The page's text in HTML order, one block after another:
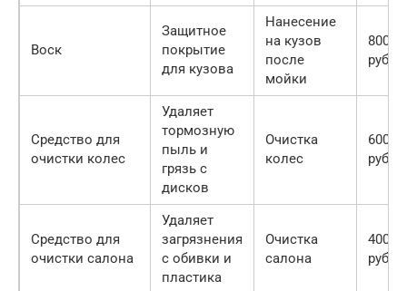
Воск
Защитное
покрытие
для кузова
Нанесение
на кузов
после
мойки
800-
руб.
Средство для
очистки колес
Удаляет
тормозную
пыль и
грязь с
дисков
Очистка
колес
600-
руб.
Средство для
очистки салона
Удаляет
загрязнения
с обивки и
пластика
Очистка
салона
400-
руб.